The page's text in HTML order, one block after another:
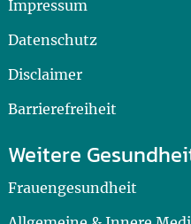
Impressum
Datenschutz
Disclaimer
Barrierefreiheit
Weitere
Frauengesundheit